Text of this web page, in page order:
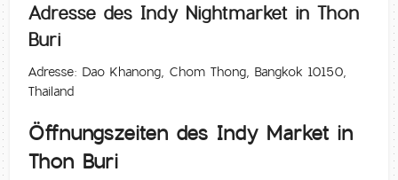
Adresse des Indy Nightmarket in Thon
Buri
Adresse: Dao Khanong, Chom Thong, Bangkok 10150,
Thailand
Öffnungszeiten des Indy Market in
Thon Buri